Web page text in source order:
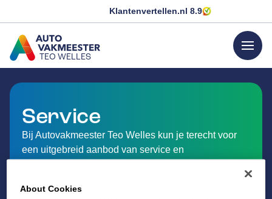
Klantenvertellen.nl 8.9
TEO WELLES
GA NAAR DE HOMEPAGINA
menu
Service
Bij Autovakmeester Teo Welles kun je terecht voor
een uitgebreid aanbod van service en
Ontdek hieronder welke service Autovakmeester Teo
Welles in Akkrum aanbiedt.
About Cookies